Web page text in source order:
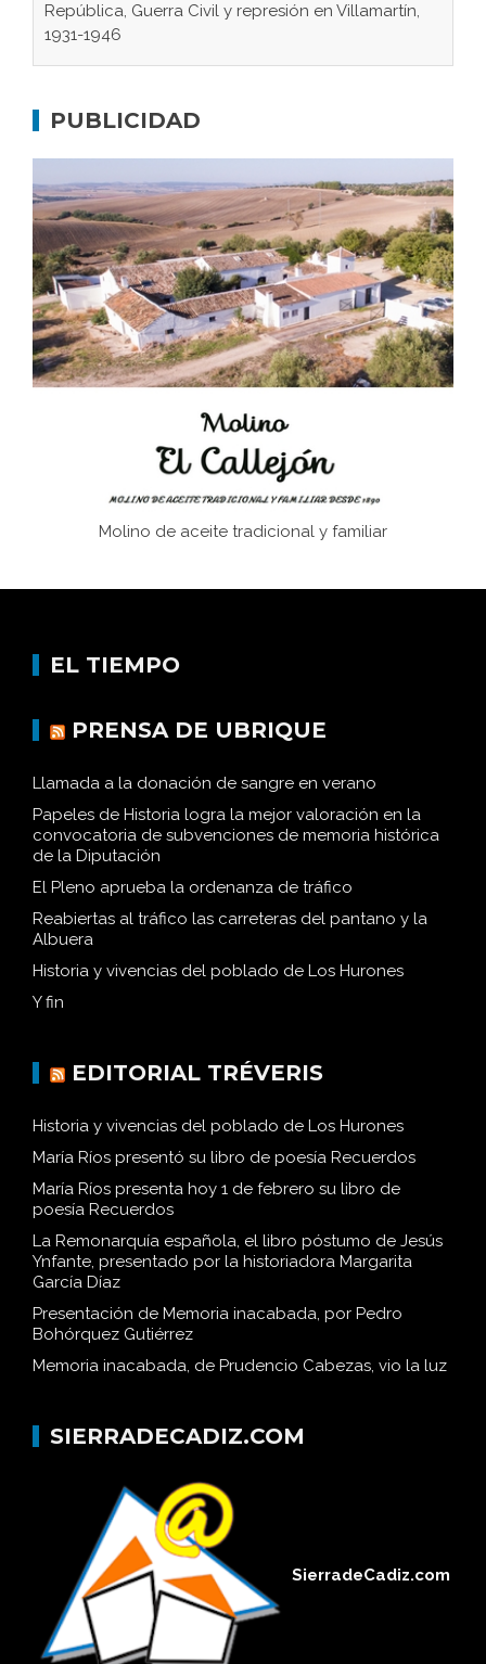
República, Guerra Civil y represión en Villamartín,
1931-1946
concentración nazis
Bornos
El Frente Popular. Ubrique, febrero-julio 1936
Juntar las letras. La alfabetización en el campo: del
afán de saber a la autogestión
Historia y vivencias del poblado de Los Hurones
PUBLICIDAD
Molino de aceite tradicional y familiar
EL TIEMPO
PRENSA DE UBRIQUE
Llamada a la donación de sangre en verano
Papeles de Historia logra la mejor valoración en la
convocatoria de subvenciones de memoria histórica
de la Diputación
El Pleno aprueba la ordenanza de tráfico
Reabiertas al tráfico las carreteras del pantano y la
Albuera
Historia y vivencias del poblado de Los Hurones
Y fin
EDITORIAL TRÉVERIS
Historia y vivencias del poblado de Los Hurones
María Ríos presentó su libro de poesía Recuerdos
María Ríos presenta hoy 1 de febrero su libro de
poesía Recuerdos
La Remonarquía española, el libro póstumo de Jesús
Ynfante, presentado por la historiadora Margarita
García Díaz
Presentación de Memoria inacabada, por Pedro
Bohórquez Gutiérrez
Memoria inacabada, de Prudencio Cabezas, vio la luz
SIERRADECADIZ.COM
SierradeCadiz.com